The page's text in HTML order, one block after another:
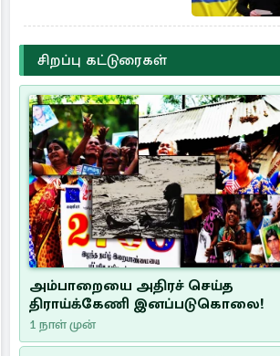
சிறப்பு கட்டுரைகள்
அம்பாறையை அதிரச் செய்த
திராய்க்கேணி இனப்படுகொலை!
1 நாள் முன்